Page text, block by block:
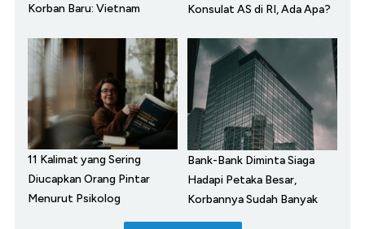
Korban Baru: Vietnam
Konsulat AS di RI, Ada Apa?
11 Kalimat yang Sering
Diucapkan Orang Pintar
Menurut Psikolog
Bank-Bank Diminta Siaga
Hadapi Petaka Besar,
Korbannya Sudah Banyak